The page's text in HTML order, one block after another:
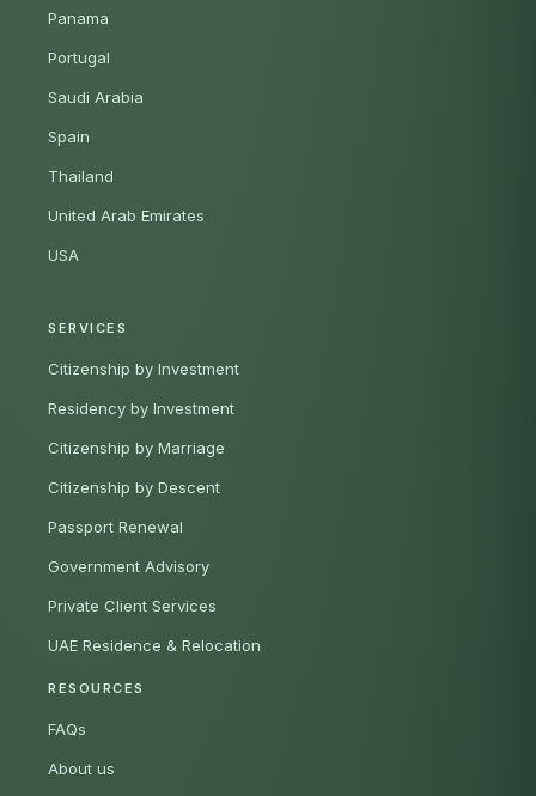
Panama
Portugal
Saudi Arabia
Spain
Thailand
United Arab Emirates
USA
SERVICES
Citizenship by Investment
Residency by Investment
Citizenship by Marriage
Citizenship by Descent
Passport Renewal
Government Advisory
Private Client Services
UAE Residence & Relocation
RESOURCES
FAQs
About us